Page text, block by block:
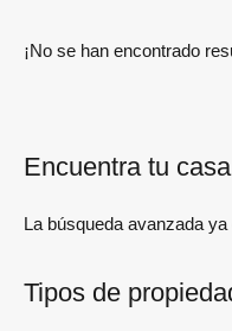
¡No se han encontrado
Encuentra tu casa
La búsqueda avanzada
Tipos de